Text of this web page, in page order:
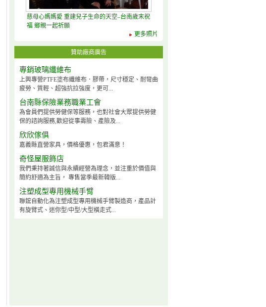
慈母心媽媽愛 重建兒子生命的天空–台南歲末祝
福 鄉親一起祈願
更多照片
贊助廠商廣告
專銷玻璃纖維布
上興專營PTFE塗布纖維布．膠帶，尺寸穩定、耐彎曲
疲勞、質輕、超強抗拉強度，更可...
台南縣保險業務職業工會
為會員們提供勞健保等服務，也對社會大眾提供勞健
保的諮詢服務,歡迎從事壽險、產險及...
欣欣傢俱
嘉義縣直營家具，價格優惠，包君滿意！
奇怪屋服飾店
我們秉持著誠信與永續經營為理念，並注重於價值與
簡約舒適為主旨， 專售當季最新韓版...
注塑成型專用機械手臂
聯鋐自動化為注塑成型專用機械手臂製造商，產品計
有旋臂式、迷你型/中型/大型橫走式...